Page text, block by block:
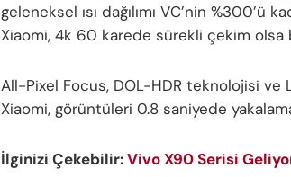
geleneksel ısı dağılımı VC’nin %300’ü
Xiaomi, 4k 60 karede sürekli çekim
All-Pixel Focus, DOL-HDR teknolojisi ve
Xiaomi, görüntüleri 0.8 saniyede
İlginizi Çekebilir:Vivo X90 Serisi